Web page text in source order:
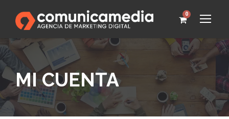
0
MI CUENTA